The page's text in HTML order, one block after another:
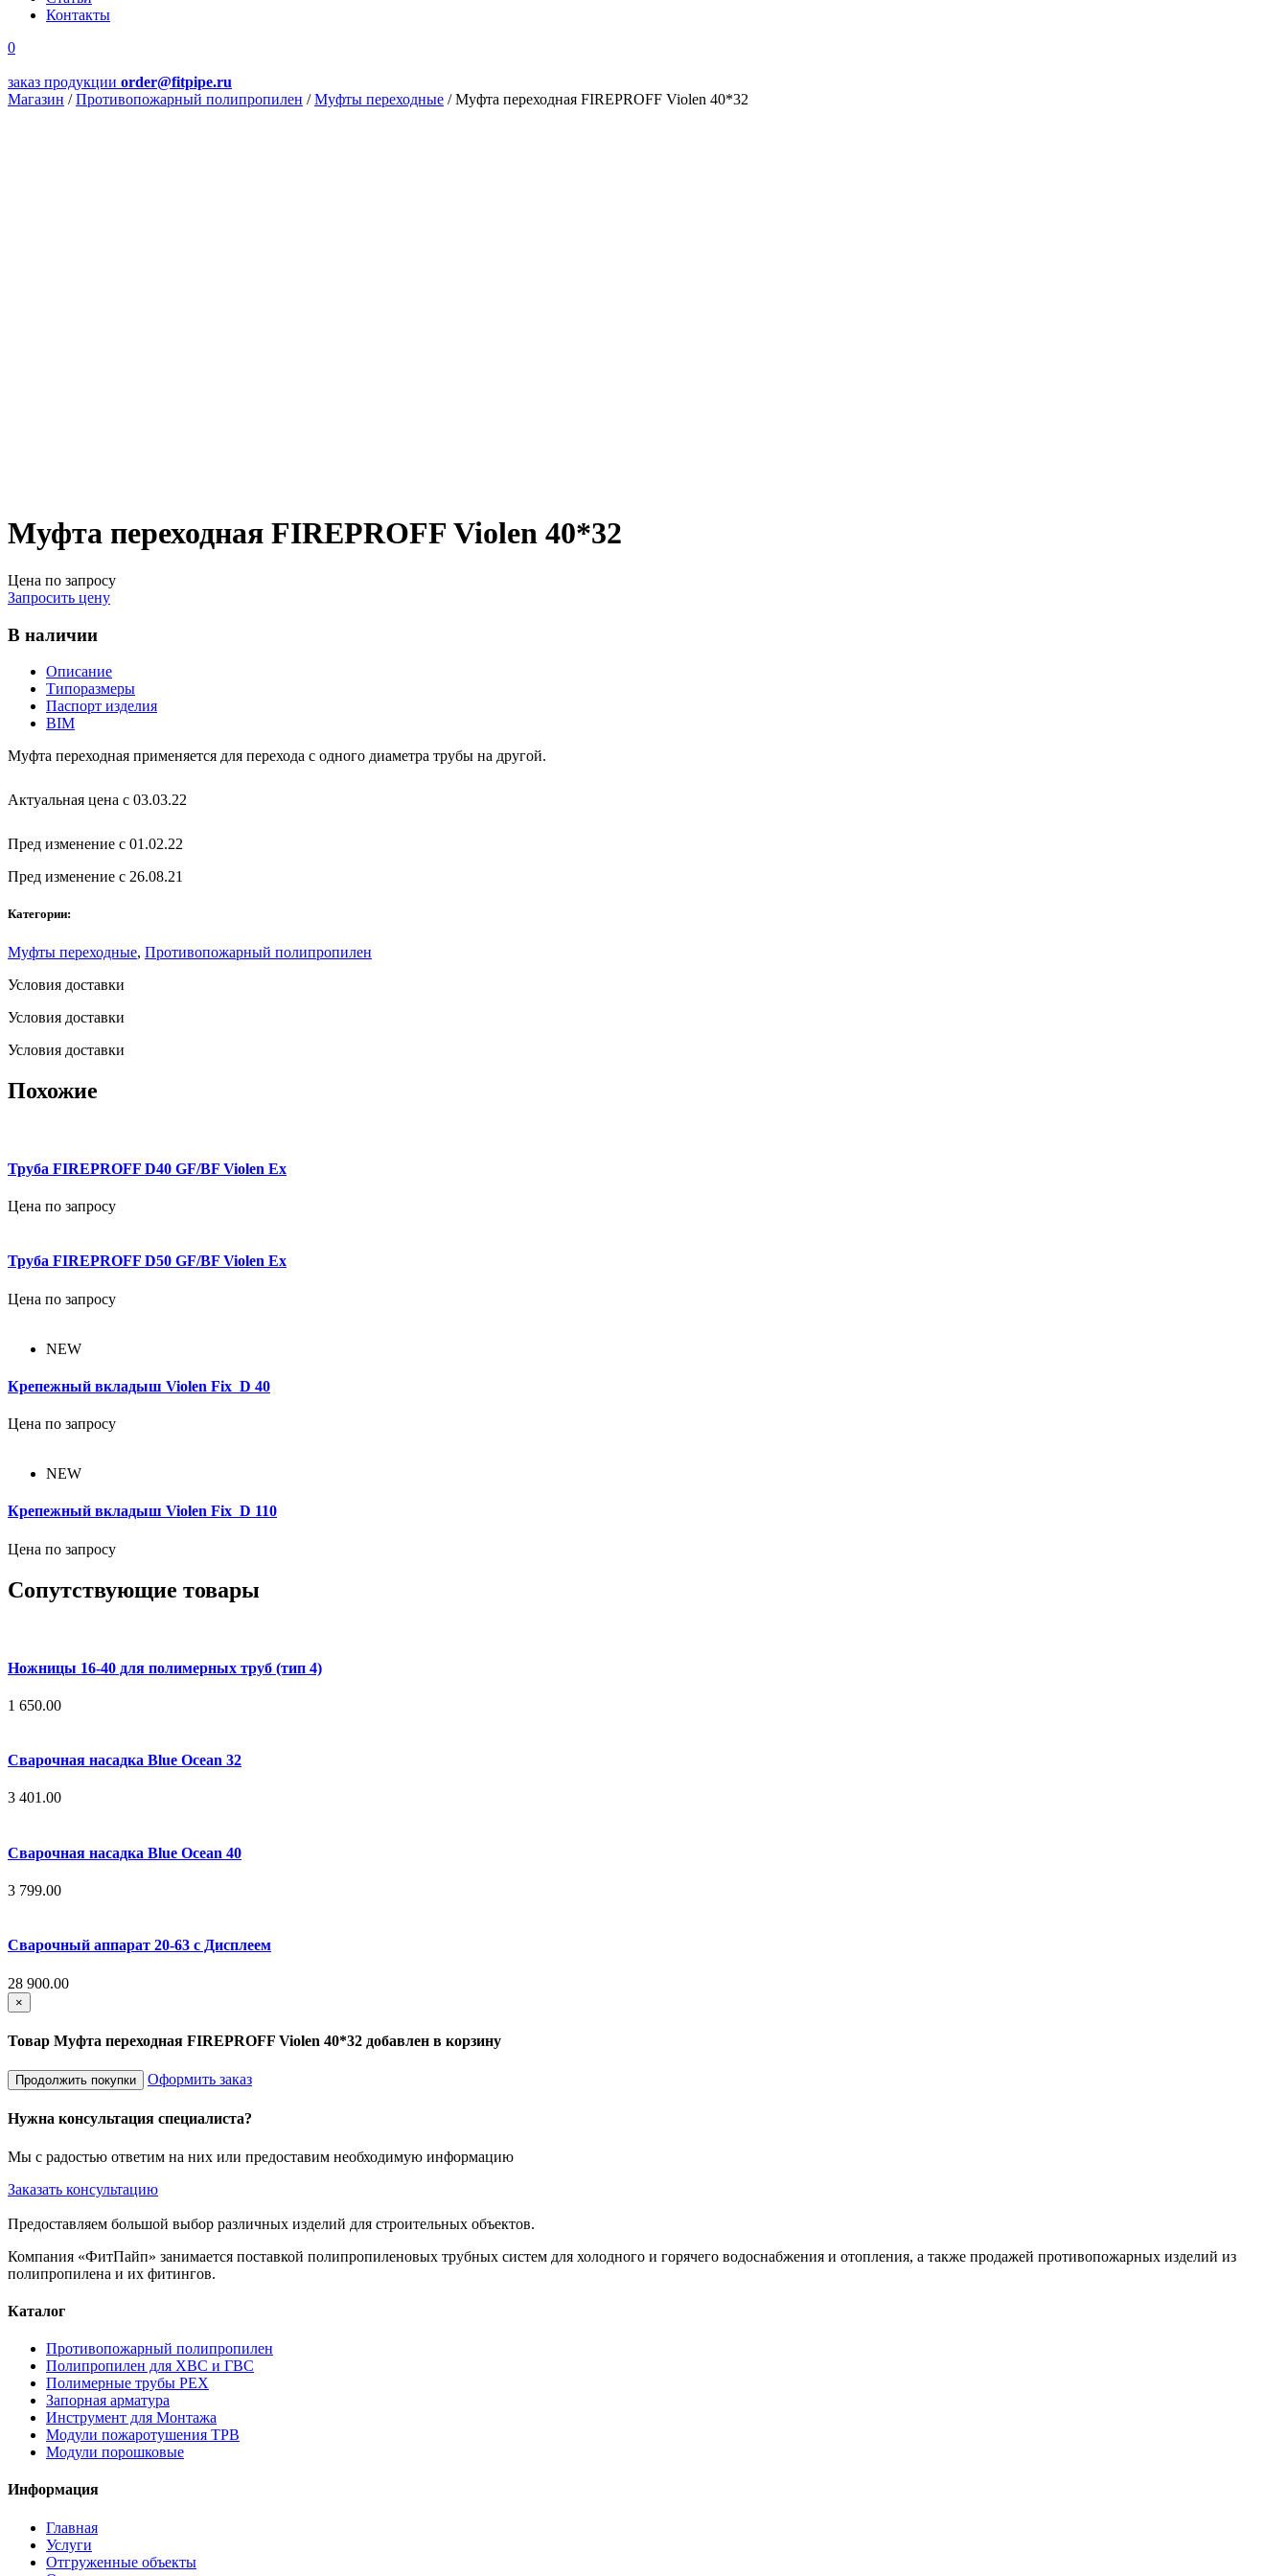
Контакты
0
заказ продукции order@fitpipe.ru
Магазин /Противопожарный полипропилен /Муфты переходные /Муфта переходная FIREPROFF Violen 40*32
Муфта переходная FIREPROFF Violen 40*32
Цена по запросу
Запросить цену
В наличии
Описание
Типоразмеры
Паспорт изделия
BIM
Муфта переходная применяется для перехода с одного диаметра трубы на другой.
Актуальная цена с 03.03.22
Пред изменение с 01.02.22
Пред изменение с 26.08.21
Категории:
Муфты переходные, Противопожарный полипропилен
Условия доставки
Условия доставки
Условия доставки
Похожие
Труба FIREPROFF D40 GF/BF Violen Ex
Цена по запросу
Труба FIREPROFF D50 GF/BF Violen Ex
Цена по запросу
NEW
Крепежный вкладыш Violen Fix D 40
Цена по запросу
NEW
Крепежный вкладыш Violen Fix D 110
Цена по запросу
Сопутствующие товары
Ножницы 16-40 для полимерных труб (тип 4)
1 650.00
Сварочная насадка Blue Ocean 32
3 401.00
Сварочная насадка Blue Ocean 40
3 799.00
Сварочный аппарат 20-63 с Дисплеем
28 900.00
×
Товар Муфта переходная FIREPROFF Violen 40*32 добавлен в корзину
Продолжить покупки Оформить заказ
Нужна консультация специалиста?
Мы с радостью ответим на них или предоставим необходимую информацию
Заказать консультацию
Предоставляем большой выбор различных изделий для строительных объектов.
Компания «ФитПайп» занимается поставкой полипропиленовых трубных систем для холодного и горячего водоснабжения и отопления, а также продажей противопожарных изделий из
полипропилена и их фитингов.
Каталог
Противопожарный полипропилен
Полипропилен для ХВС и ГВС
Полимерные трубы PEX
Запорная арматура
Инструмент для Монтажа
Модули пожаротушения ТРВ
Модули порошковые
Информация
Главная
Услуги
Отгруженные объекты